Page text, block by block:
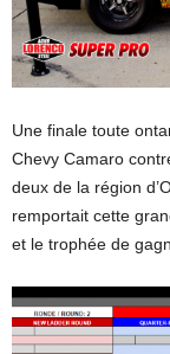
Une finale toute
Chevy Camaro
deux de la région
remportait cette
et le trophée de